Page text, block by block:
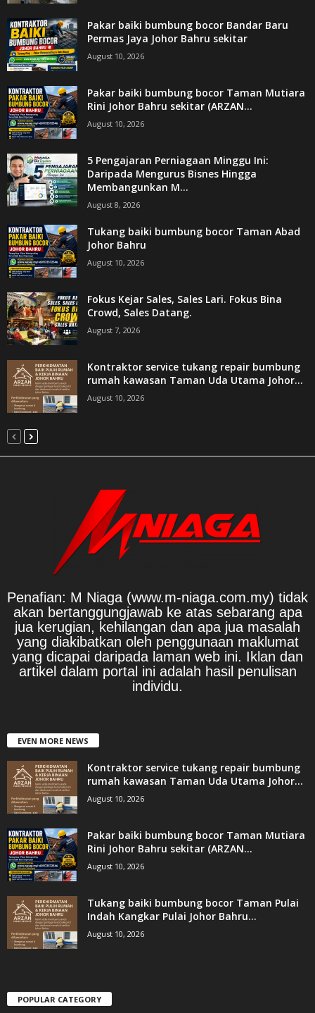
Pakar baiki bumbung bocor Bandar Baru
Permas Jaya Johor Bahru sekitar
August 10, 2026
Pakar baiki bumbung bocor Taman Mutiara
Rini Johor Bahru sekitar (ARZAN...
August 10, 2026
5 Pengajaran Perniagaan Minggu Ini:
Daripada Mengurus Bisnes Hingga
Membangunkan M...
August 8, 2026
Tukang baiki bumbung bocor Taman Abad
Johor Bahru
August 10, 2026
Fokus Kejar Sales, Sales Lari. Fokus Bina
Crowd, Sales Datang.
August 7, 2026
Kontraktor service tukang repair bumbung
rumah kawasan Taman Uda Utama Johor...
August 10, 2026
Penafian: M Niaga (www.m-niaga.com.my) tidak
akan bertanggungjawab ke atas sebarang apa
jua kerugian, kehilangan dan apa jua masalah
yang diakibatkan oleh penggunaan maklumat
yang dicapai daripada laman web ini. Iklan dan
artikel dalam portal ini adalah hasil penulisan
individu.
EVEN MORE NEWS
Kontraktor service tukang repair bumbung
rumah kawasan Taman Uda Utama Johor...
August 10, 2026
Pakar baiki bumbung bocor Taman Mutiara
Rini Johor Bahru sekitar (ARZAN...
August 10, 2026
Tukang baiki bumbung bocor Taman Pulai
Indah Kangkar Pulai Johor Bahru...
August 10, 2026
POPULAR CATEGORY